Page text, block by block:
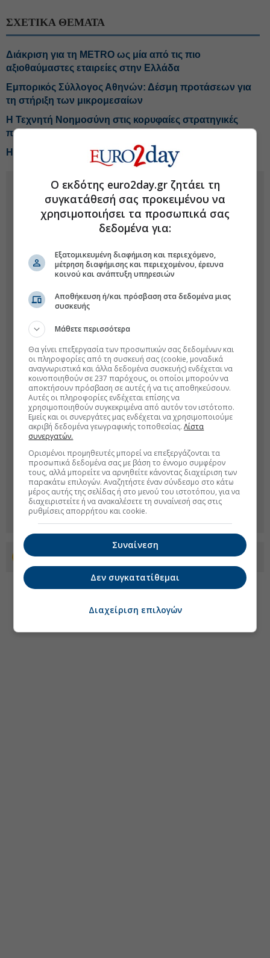
ΣΧΕΤΙΚΑ ΘΕΜΑΤΑ
Διάκριση για τη METRO ως μία από τις πιο
αξιοθαύμαστες εταιρείες στην Ελλάδα
Εμπορικός Σύλλογος Αθηνών: Δέσμη προτάσεων για
τη στήριξη των μικρομεσαίων
Η Τεχνητή Νοημοσύνη στις κορυφαίες στρατηγικές
προτεραιότητες των Ελλήνων CEOs
Η ΚΑΥΑΚ αναπτύσσεται αλλά με κόστος
Προσθέστε το euro2day.gr στο Discover
Ο εκδότης euro2day.gr ζητάει τη
συγκατάθεσή σας προκειμένου να
χρησιμοποιήσει τα προσωπικά σας
δεδομένα για:
Εξατομικευμένη διαφήμιση και περιεχόμενο,
μέτρηση διαφήμισης και περιεχομένου, έρευνα
κοινού και ανάπτυξη υπηρεσιών
Αποθήκευση ή/και πρόσβαση στα δεδομένα μιας
συσκευής
Μάθετε περισσότερα
Θα γίνει επεξεργασία των προσωπικών σας δεδομένων και
οι πληροφορίες από τη συσκευή σας (cookie, μοναδικά
αναγνωριστικά και άλλα δεδομένα συσκευής) ενδέχεται να
κοινοποιηθούν σε 237 παρόχους, οι οποίοι μπορούν να
αποκτήσουν πρόσβαση σε αυτές ή να τις αποθηκεύσουν.
Αυτές οι πληροφορίες ενδέχεται επίσης να
χρησιμοποιηθούν συγκεκριμένα από αυτόν τον ιστότοπο.
Εμείς και οι συνεργάτες μας ενδέχεται να χρησιμοποιούμε
ακριβή δεδομένα γεωγραφικής τοποθεσίας.Λίστα
συνεργατών.
Ορισμένοι προμηθευτές μπορεί να επεξεργάζονται τα
προσωπικά δεδομένα σας με βάση το έννομο συμφέρον
τους, αλλά μπορείτε να αρνηθείτε κάνοντας διαχείριση των
παρακάτω επιλογών. Αναζητήστε έναν σύνδεσμο στο κάτω
μέρος αυτής της σελίδας ή στο μενού του ιστοτόπου, για να
διαχειριστείτε ή να ανακαλέσετε τη συναίνεσή σας στις
ρυθμίσεις απορρήτου και cookie.
Συναίνεση
Δεν συγκατατίθεμαι
Διαχείριση επιλογών